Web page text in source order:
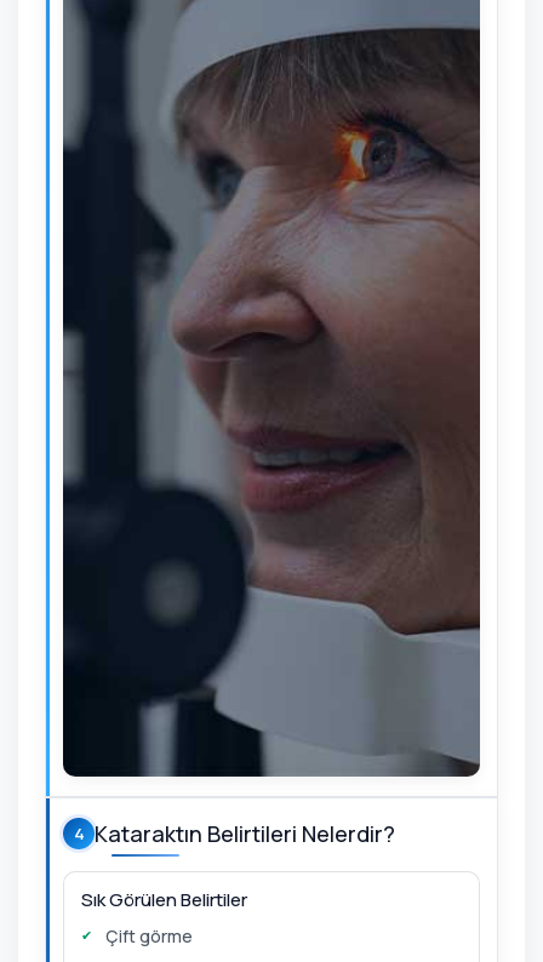
4 Kataraktın Belirtileri Nelerdir?
Sık Görülen Belirtiler
Çift görme